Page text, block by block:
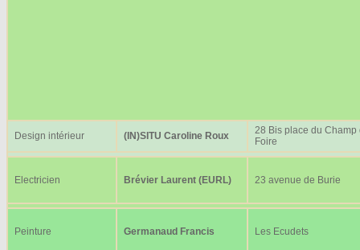
Design intérieur (IN)SITU Caroline Roux
28 Bis place du Champ
Foire
Electricien Brévier Laurent (EURL) 23 avenue de Burie
Peinture Germanaud Francis Les Ecudets